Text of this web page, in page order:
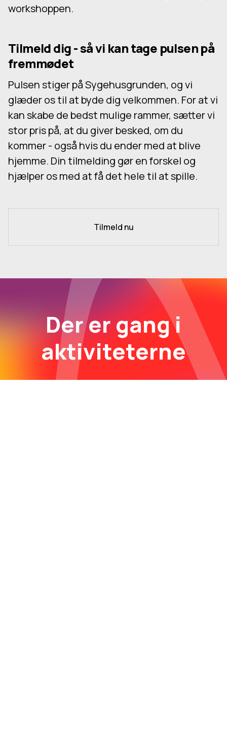
workshoppen.
Tilmeld dig - så vi kan tage pulsen på
fremmødet
Pulsen stiger på Sygehusgrunden, og vi
glæder os til at byde dig velkommen. For at vi
kan skabe de bedst mulige rammer, sætter vi
stor pris på, at du giver besked, om du
kommer - også hvis du ender med at blive
hjemme. Din tilmelding gør en forskel og
hjælper os med at få det hele til at spille.
Tilmeld nu
Der er gang i
aktiviteterne